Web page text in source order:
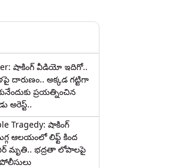
షాకింగ్ వీడియో ఇదిగో..
దారుణం.. అక్కడ గట్టిగా
ప్రయత్నించిన
అరెస్ట్..
Tragedy: షాకింగ్
ఆలయంలో లిఫ్ట్ కింద
మృతి.. భద్రతా లోపాలపై